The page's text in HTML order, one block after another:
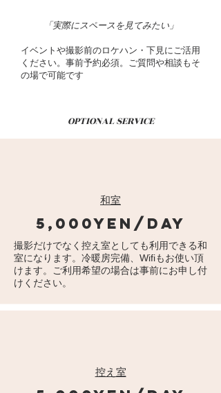
「実際にスペースを見てみたい」
イベントや撮影前のロケハン・下見にご活用
ください。 事前予約必須。ご質問や相談もそ
の場で可能です
OPTIONAL SERVICE
和室
5,000yen/day
撮影だけでなく​控え室としても利用できる和
室になります。冷暖房完備、Wifiもお使い頂
けます。
ご利用希望の場合は事前にお申し付
けください。
控え室